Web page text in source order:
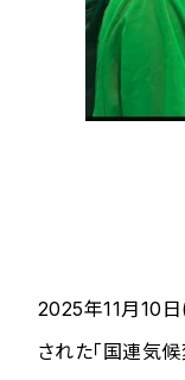
2025年11月10日
された「国連気